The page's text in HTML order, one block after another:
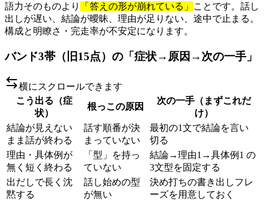
語力そのものより
「答えの形が崩れている」
ことです。話し
出しが遅い、結論が曖昧、理由が足りない、途中で止まる。
構成と明瞭さ・完走率が不安定になります。
バンド3帯（旧15点）の「症状→原因→次の一手」
横にスクロールできます
こう出る（症
状）
根っこの原因
次の一手（まずこれだ
け）
結論が見えない
まま話が終わる
話す順番が決
まっていない
最初の1文で結論を言い
切る
理由・具体例が
無く短く終わる
「型」を持っ
ていない
結論→理由1→具体例1 の
3文型を固定する
出だしで長く沈
黙する
話し始めの型
が無い
決め打ちの書き出しフレ
ーズを用意しておく